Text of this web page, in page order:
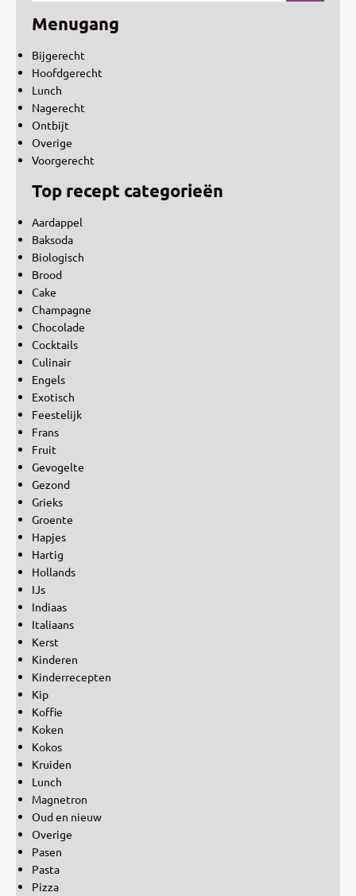
Menugang
Bijgerecht
Hoofdgerecht
Lunch
Nagerecht
Ontbijt
Overige
Voorgerecht
Top recept categorieën
Aardappel
Baksoda
Biologisch
Brood
Cake
Champagne
Chocolade
Cocktails
Culinair
Engels
Exotisch
Feestelijk
Frans
Fruit
Gevogelte
Gezond
Grieks
Groente
Hapjes
Hartig
Hollands
IJs
Indiaas
Italiaans
Kerst
Kinderen
Kinderrecepten
Kip
Koffie
Koken
Kokos
Kruiden
Lunch
Magnetron
Oud en nieuw
Overige
Pasen
Pasta
Pizza